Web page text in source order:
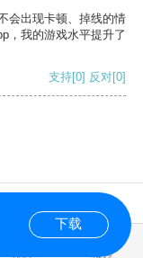
会出现卡顿、掉线的情
，我的游戏水平提升了
支持[0] 反对[0]
下载